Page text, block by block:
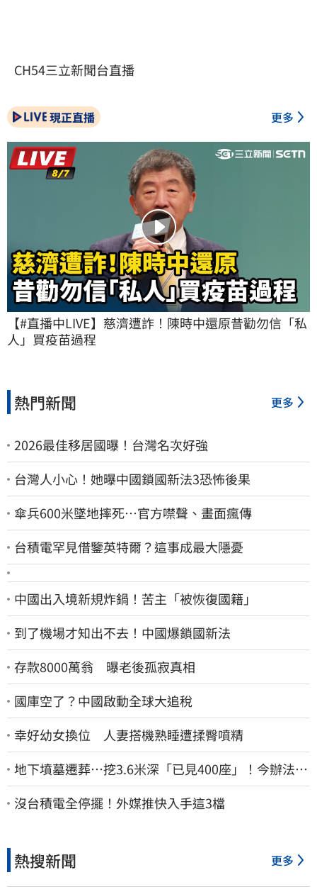
CH54三立新聞台直播
現正直播 更多
【#直播中LIVE】慈濟遭詐！陳時中還原昔勸勿信「私
人」買疫苗過程
熱門新聞 更多
2026最佳移居國曝！台灣名次好強
台灣人小心！她曝中國鎖國新法3恐怖後果
傘兵600米墜地摔死…官方噤聲、畫面瘋傳
台積電罕見借鑒英特爾？這事成最大隱憂
中國出入境新規炸鍋！苦主「被恢復國籍」
到了機場才知出不去！中國爆鎖國新法
存款8000萬翁 曝老後孤寂真相
國庫空了？中國啟動全球大追稅
幸好幼女換位 人妻搭機熟睡遭揉臀噴精
地下墳墓遷葬…挖3.6米深「已見400座」！今辦法會
安撫祖先
沒台積電全停擺！外媒推快入手這3檔
熱搜新聞 更多